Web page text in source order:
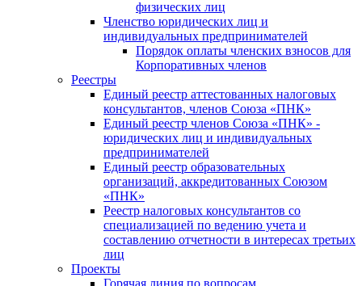
физических лиц
Членство юридических лиц и
индивидуальных предпринимателей
Порядок оплаты членских взносов для
Корпоративных членов
Реестры
Единый реестр аттестованных налоговых
консультантов, членов Союза «ПНК»
Единый реестр членов Союза «ПНК» -
юридических лиц и индивидуальных
предпринимателей
Единый реестр образовательных
организаций, аккредитованных Союзом
«ПНК»
Реестр налоговых консультантов со
специализацией по ведению учета и
составлению отчетности в интересах третьих
лиц
Проекты
Горячая линия по вопросам